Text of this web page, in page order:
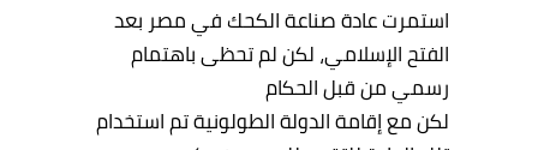
استمرت عادة صناعة الكحك في مصر بعد
الفتح الإسلامي، لكن لم تحظى باهتمام
رسمي من قبل الحكام
لكن مع إقامة الدولة الطولونية تم استخدام